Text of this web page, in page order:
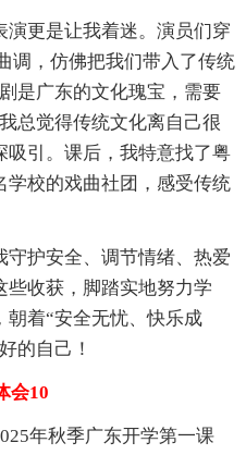
更是让我着迷。演员们穿
调，仿佛把我们带入了传统
是广东的文化瑰宝，需要
总觉得传统文化离自己很
吸引。课后，我特意找了粤
学校的戏曲社团，感受传统
护安全、调节情绪、热爱
收获，脚踏实地努力学
朝着“安全无忧、快乐成
的自己！
会10
年秋季广东开学第一课